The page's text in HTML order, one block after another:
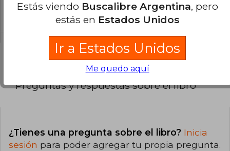
La encuadernación de esta edición es Tapa
Preguntas y respuestas sobre el libro
¿Tienes una pregunta sobre el libro? Inicia
sesión para poder agregar tu propia pregunta.
Estás viendo Buscalibre Argentina, pero
estás en Estados Unidos
Ir a Estados Unidos
Me quedo aquí